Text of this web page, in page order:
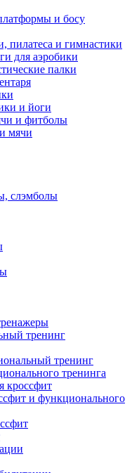
и босу
пилатеса и гимнастики
для аэробики
палки
и йоги
и фитболы
мячи
слэмболы
тренинг
тренинг
тренинга
кроссфит
и функционального